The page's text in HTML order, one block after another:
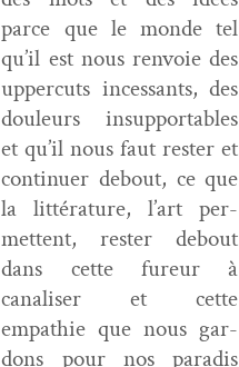
parce que le monde tel
qu’il est nous ren­voie des
upper­cuts inces­sants, des
douleurs insup­port­a­bles
et qu’il nous faut rester et
con­tin­uer debout, ce que
la lit­téra­ture, l’art per­
me­t­tent, rester debout
dans cette fureur à
canalis­er et cette
empathie que nous gar­
dons pour nos par­adis